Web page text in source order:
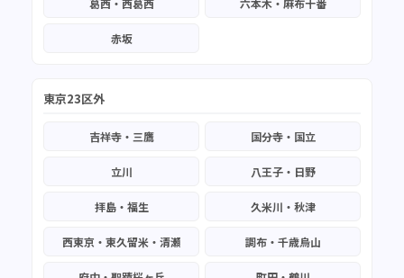
葛西・西葛西 六本木・麻布十番
赤坂
東京23区外
吉祥寺・三鷹 国分寺・国立
立川 八王子・日野
拝島・福生 久米川・秋津
西東京・東久留米・清瀬 調布・千歳烏山